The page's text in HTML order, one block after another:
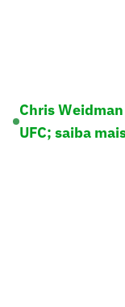
Chris
UFC; saiba